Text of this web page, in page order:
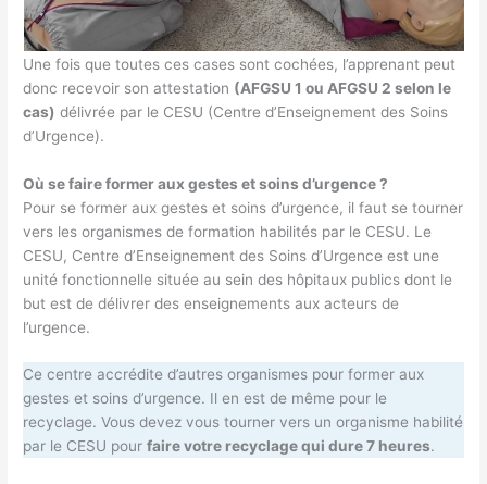
Une fois que toutes ces cases sont cochées, l’apprenant peut
donc recevoir son attestation (AFGSU 1 ou AFGSU 2 selon le
cas) délivrée par le CESU (Centre d’Enseignement des Soins
d’Urgence).
Où se faire former aux gestes et soins d’urgence ?
Pour se former aux gestes et soins d’urgence, il faut se tourner
vers les organismes de formation habilités par le CESU. Le
CESU, Centre d’Enseignement des Soins d’Urgence est une
unité fonctionnelle située au sein des hôpitaux publics dont le
but est de délivrer des enseignements aux acteurs de
l’urgence.
Ce centre accrédite d’autres organismes pour former aux
gestes et soins d’urgence. Il en est de même pour le
recyclage. Vous devez vous tourner vers un organisme habilité
par le CESU pourfaire votre recyclage qui dure 7 heures.